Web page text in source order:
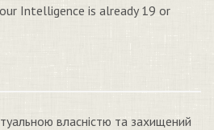
Intelligence is already 19 or
власністю та захищений